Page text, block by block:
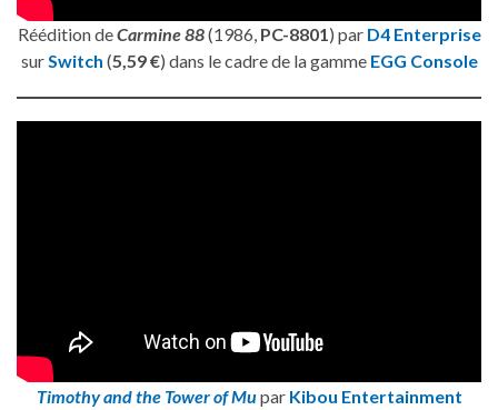
Réédition deCarmine 88(1986, PC-8801) par D4 Enterprise
surSwitch (5,59 €) dans le cadre de la gamme EGG Console
Timothy and the Tower of Mupar Kibou Entertainment